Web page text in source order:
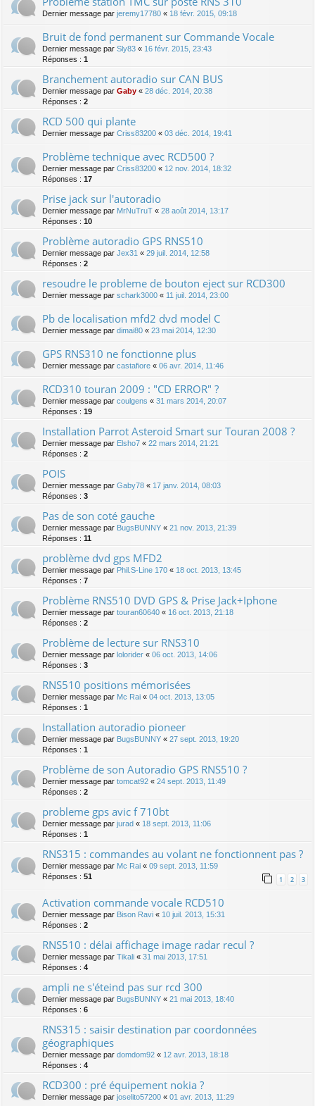
Dernier message par jeremy17780 « 18 févr. 2015, 09:18
Bruit de fond permanent sur Commande Vocale
Dernier message par Sly83 « 16 févr. 2015, 23:43
Réponses : 1
Branchement autoradio sur CAN BUS
Dernier message par Gaby « 28 déc. 2014, 20:38
Réponses : 2
RCD 500 qui plante
Dernier message par Criss83200 « 03 déc. 2014, 19:41
Problème technique avec RCD500 ?
Dernier message par Criss83200 « 12 nov. 2014, 18:32
Réponses : 17
Prise jack sur l'autoradio
Dernier message par MrNuTruT « 28 août 2014, 13:17
Réponses : 10
Problème autoradio GPS RNS510
Dernier message par Jex31 « 29 juil. 2014, 12:58
Réponses : 2
resoudre le probleme de bouton eject sur RCD300
Dernier message par schark3000 « 11 juil. 2014, 23:00
Pb de localisation mfd2 dvd model C
Dernier message par dimai80 « 23 mai 2014, 12:30
GPS RNS310 ne fonctionne plus
Dernier message par castafiore « 06 avr. 2014, 11:46
RCD310 touran 2009 : "CD ERROR" ?
Dernier message par coulgens « 31 mars 2014, 20:07
Réponses : 19
Installation Parrot Asteroid Smart sur Touran 2008 ?
Dernier message par Elsho7 « 22 mars 2014, 21:21
Réponses : 2
POIS
Dernier message par Gaby78 « 17 janv. 2014, 08:03
Réponses : 3
Pas de son coté gauche
Dernier message par BugsBUNNY « 21 nov. 2013, 21:39
Réponses : 11
problème dvd gps MFD2
Dernier message par Phil.S-Line 170 « 18 oct. 2013, 13:45
Réponses : 7
Problème RNS510 DVD GPS & Prise Jack+Iphone
Dernier message par touran60640 « 16 oct. 2013, 21:18
Réponses : 2
Problème de lecture sur RNS310
Dernier message par lolorider « 06 oct. 2013, 14:06
Réponses : 3
RNS510 positions mémorisées
Dernier message par Mc Rai « 04 oct. 2013, 13:05
Réponses : 1
Installation autoradio pioneer
Dernier message par BugsBUNNY « 27 sept. 2013, 19:20
Réponses : 1
Problème de son Autoradio GPS RNS510 ?
Dernier message par tomcat92 « 24 sept. 2013, 11:49
Réponses : 2
probleme gps avic f 710bt
Dernier message par jurad « 18 sept. 2013, 11:06
Réponses : 1
RNS315 : commandes au volant ne fonctionnent pas ?
Dernier message par Mc Rai « 09 sept. 2013, 11:59
Réponses : 51 1 2 3
Activation commande vocale RCD510
Dernier message par Bison Ravi « 10 juil. 2013, 15:31
Réponses : 2
RNS510 : délai affichage image radar recul ?
Dernier message par Tikali « 31 mai 2013, 17:51
Réponses : 4
ampli ne s'éteind pas sur rcd 300
Dernier message par BugsBUNNY « 21 mai 2013, 18:40
Réponses : 6
RNS315 : saisir destination par coordonnées
géographiques
Dernier message par domdom92 « 12 avr. 2013, 18:18
Réponses : 4
RCD300 : pré équipement nokia ?
Dernier message par joselito57200 « 01 avr. 2013, 11:29